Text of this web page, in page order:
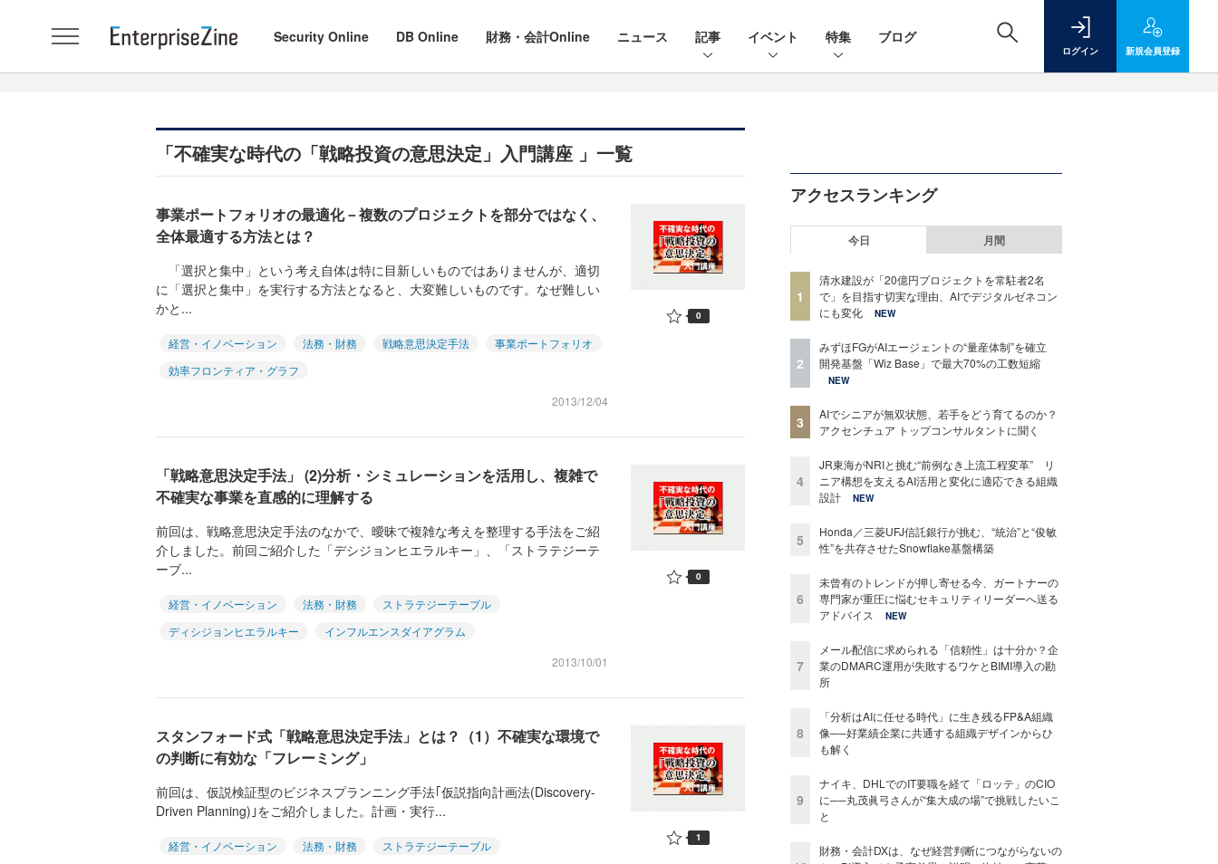
Security Online DB Online 財務・会計Online ニュース 記事 イベント 特集 ブログ
ログイン 新規会員登録
「不確実な時代の「戦略投資の意思決定」入門講座 」一覧
事業ポートフォリオの最適化－複数のプロジェクトを部分ではなく、
全体最適する方法とは？
「選択と集中」という考え自体は特に目新しいものではありませんが、適切
に「選択と集中」を実行する方法となると、大変難しいものです。なぜ難しい
かと...
経営・イノベーション 法務・財務 戦略意思決定手法
事業ポートフォリオ
効率フロンティア・グラフ
2013/12/04
0
「戦略意思決定手法」 (2)分析・シミュレーションを活用し、複雑で
不確実な事業を直感的に理解する
前回は、戦略意思決定手法のなかで、曖昧で複雑な考えを整理する手法をご紹
介しました。前回ご紹介した「デシジョンヒエラルキー」、「ストラテジーテ
ーブ...
経営・イノベーション 法務・財務
ストラテジーテーブル
ディシジョンヒエラルキー
インフルエンスダイアグラム
2013/10/01
0
スタンフォード式「戦略意思決定手法」とは？（1）不確実な環境で
の判断に有効な「フレーミング」
前回は、仮説検証型のビジネスプランニング手法｢仮説指向計画法(Discovery-
Driven Planning)｣をご紹介しました。計画・実行...
経営・イノベーション 法務・財務
ストラテジーテーブル
1
アクセスランキング
今日 月間
1
清水建設が「20億円プロジェクトを常駐者2名
で」を目指す切実な理由、AIでデジタルゼネコン
にも変化
NEW
2
みずほFGがAIエージェントの“量産体制”を確立
開発基盤「Wiz Base」で最大70%の工数短縮
NEW
3
AIでシニアが無双状態、若手をどう育てるのか？
アクセンチュア トップコンサルタントに聞く
4
JR東海がNRIと挑む“前例なき上流工程変革” リ
ニア構想を支えるAI活用と変化に適応できる組織
設計
NEW
5
Honda／三菱UFJ信託銀行が挑む、“統治”と“俊敏
性”を共存させたSnowflake基盤構築
6
未曾有のトレンドが押し寄せる今、ガートナーの
専門家が重圧に悩むセキュリティリーダーへ送る
アドバイス
NEW
7
メール配信に求められる「信頼性」は十分か？企
業のDMARC運用が失敗するワケとBIMI導入の勘
所
8
「分析はAIに任せる時代」に生き残るFP&A組織
像──好業績企業に共通する組織デザインからひ
も解く
9
ナイキ、DHLでのIT要職を経て「ロッテ」のCIO
に──丸茂眞弓さんが“集大成の場”で挑戦したいこ
と
財務・会計DXは、なぜ経営判断につながらないの